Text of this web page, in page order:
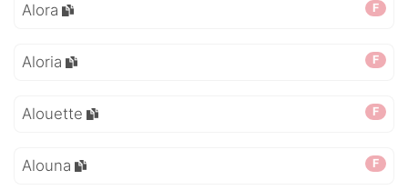
F
Alora
F
Aloria
F
Alouette
F
Alouna